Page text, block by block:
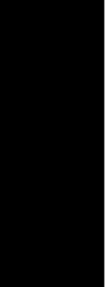
European Union
Fund
Tax Credit Program
Filminstitut
recursos externos que
chequear toda la
ampliar tu conocimiento